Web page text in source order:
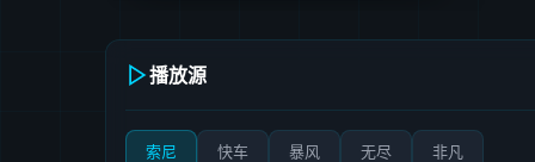
播放源
索尼 快车 暴风 无尽 非凡